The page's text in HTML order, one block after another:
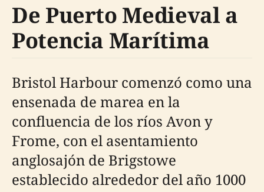
De Puerto Medieval a
Potencia Marítima
Bristol Harbour comenzó como una
ensenada de marea en la
confluencia de los ríos Avon y
Frome, con el asentamiento
anglosajón de Brigstowe
establecido alrededor del año 1000